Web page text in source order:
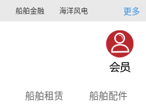
船舶金融 海洋风电 更多
船舶租赁 船舶配件